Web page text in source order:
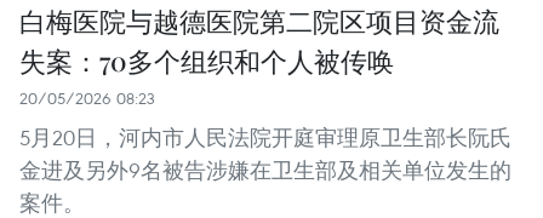
白梅医院与越德医院第二院区项目资金流
失案：70多个组织和个人被传唤
20/05/2026 08:23
5月20日，河内市人民法院开庭审理原卫生部长阮氏
金进及另外9名被告涉嫌在卫生部及相关单位发生的
案件。